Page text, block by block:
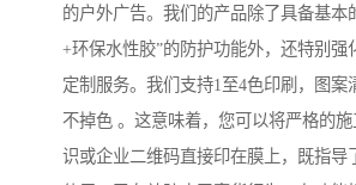
的户外广告。我们的产品除了具备基本
+环保水性胶”的防护功能外，还特别强
定制服务。我们支持1至4色印刷，图案
不掉色 。这意味着，您可以将严格的
识或企业二维码直接印在膜上，既指导